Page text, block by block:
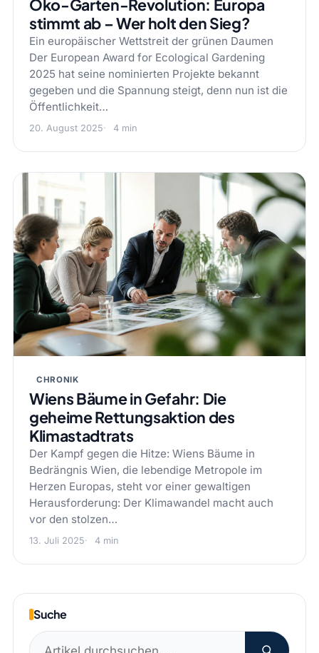
Öko-Garten-Revolution: Europa
stimmt ab – Wer holt den Sieg?
Ein europäischer Wettstreit der grünen Daumen
Der European Award for Ecological Gardening
2025 hat seine nominierten Projekte bekannt
gegeben und die Spannung steigt, denn nun ist die
Öffentlichkeit…
20. August 2025 4 min
CHRONIK
Wiens Bäume in Gefahr: Die
geheime Rettungsaktion des
Klimastadtrats
Der Kampf gegen die Hitze: Wiens Bäume in
Bedrängnis Wien, die lebendige Metropole im
Herzen Europas, steht vor einer gewaltigen
Herausforderung: Der Klimawandel macht auch
vor den stolzen…
13. Juli 2025 4 min
Suche
Suchen